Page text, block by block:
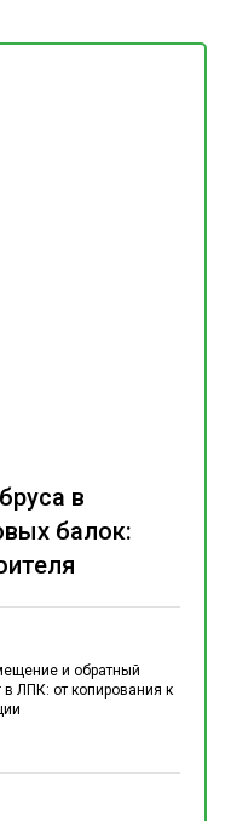
и обратный
ЛПК: от копирования к
в
балок: